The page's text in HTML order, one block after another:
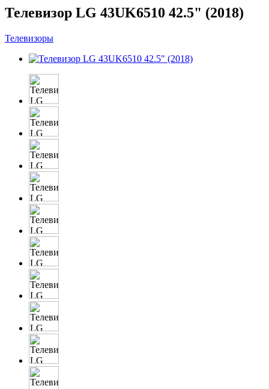
Телевизор LG 43UK6510 42.5" (2018)
Телевизоры